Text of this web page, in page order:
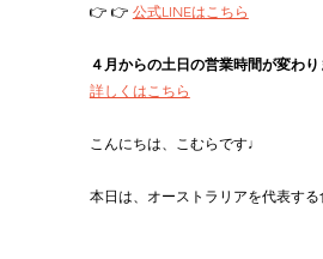
👉 👉 公式LINEはこちら
４月からの土日の営業時間が変わり
詳しくはこちら
こんにちは、こむらです♩
本日は、オーストラリアを代表す